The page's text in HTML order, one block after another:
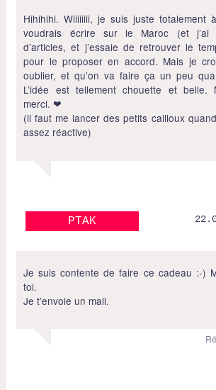
Hihihihi. Wiiiiiiii, je suis juste totalement
voudrais écrire sur le Maroc (et j’ai
d’articles, et j’essaie de retrouver le
pour le proposer en accord. Mais je
oublier, et qu’on va faire ça un peu
L’idée est tellement chouette et belle.
merci. ❤
(il faut me lancer des petits cailloux
assez réactive)
PTAK
Je suis contente de faire ce cadeau :-)
toi.
Je t’envoie un mail.